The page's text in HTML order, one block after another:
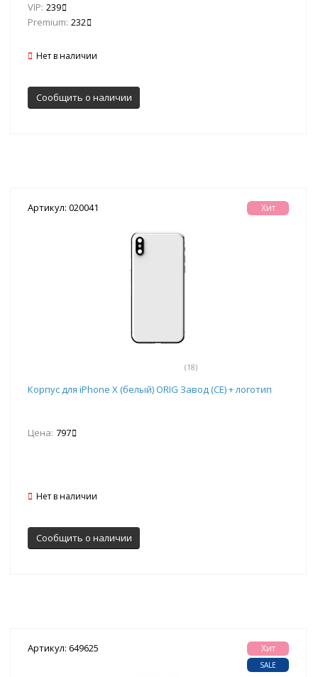
VIP: 239
Premium: 232
Нет в наличии
Сообщить о наличии
Артикул: 020041
(18)
Хит
Корпус для iPhone X (белый) ORIG Завод (CE) + логотип
Цена: 797
Нет в наличии
Сообщить о наличии
Артикул: 649625 Хит
SALE